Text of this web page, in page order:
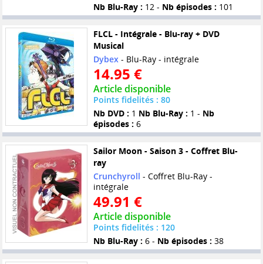
Nb Blu-Ray : 12 - Nb épisodes : 101
FLCL - Intégrale - Blu-ray + DVD
Musical
Dybex- Blu-Ray - intégrale
14.95 €
Article disponible
Points fidelités : 80
Nb DVD : 1 Nb Blu-Ray : 1 - Nb
épisodes : 6
Sailor Moon - Saison 3 - Coffret Blu-
ray
Crunchyroll - Coffret Blu-Ray -
intégrale
49.91 €
Article disponible
Points fidelités : 120
Nb Blu-Ray : 6 - Nb épisodes : 38